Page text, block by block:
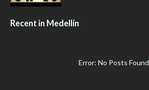
Recent in Medellín
Error: No Posts Found